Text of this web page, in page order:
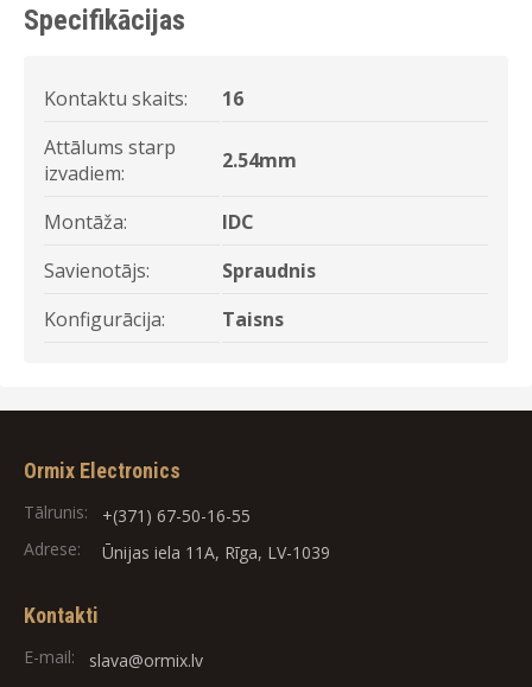
Specifikācijas
Kontaktu skaits:
16
Attālums starp
izvadiem:
2.54mm
Montāža:
IDC
Savienotājs:
Spraudnis
Konfigurācija:
Taisns
Ormix Electronics
Tālrunis:
+(371) 67-50-16-55
Adrese:
Ūnijas iela 11A, Rīga, LV-1039
Kontakti
E-mail:
slava@ormix.lv